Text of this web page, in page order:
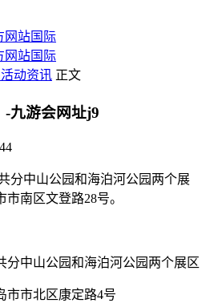
网站国际
网站国际
动资讯 正文
-九游会网址j9
分中山公园和海泊河公园两个展
南区文登路28号。
中山公园和海泊河公园两个展区
市北区康定路4号